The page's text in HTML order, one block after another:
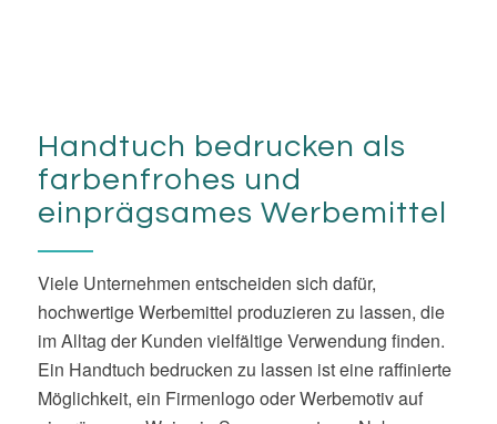
Handtuch bedrucken als
farbenfrohes und
einprägsames Werbemittel
Viele Unternehmen entscheiden sich dafür,
hochwertige Werbemittel produzieren zu lassen, die
im Alltag der Kunden vielfältige Verwendung finden.
Ein Handtuch bedrucken zu lassen ist eine raffinierte
Möglichkeit, ein Firmenlogo oder Werbemotiv auf